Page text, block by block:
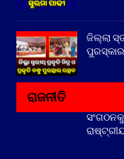
ଜିଲ୍ଲା
ରାଜନୀତି